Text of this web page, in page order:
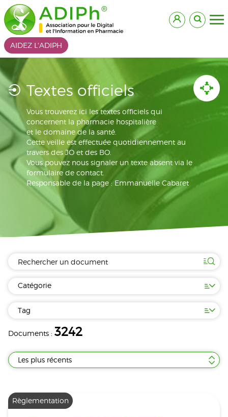
AIDEZ L'ADIPH
Textes officiels
Vous trouverez ici les textes officiels qui
concernent la pharmacie hospitalière
et le domaine de la santé.
Cette veille est effectuée quotidiennement au
travers des JO et des BO.
Vous pouvez nous signaler un texte absent via le
formulaire de contact.
Responsable de la page : Emmanuelle Cabaret
Catégorie
Tag
Documents : 3242
Les plus récents
Règlementation